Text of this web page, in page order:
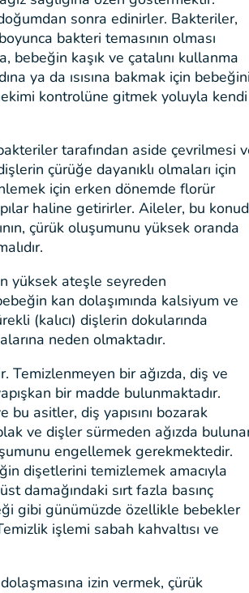
sonra edinirler. Bakteriler,
bakteri temasının olması
kaşık ve çatalını kullanma
ya da ısısına bakmak için
kontrolüne gitmek yoluyla kendi
tarafından aside çevrilmesi
çürüğe dayanıklı olmaları için
için erken dönemde florür
haline getirirler. Aileler, bu
çürük oluşumunu yüksek oranda
yüksek ateşle seyreden
kan dolaşımında kalsiyum ve
(kalıcı) dişlerin dokularında
neden olmaktadır.
Temizlenmeyen bir ağızda, diş ve
bir madde bulunmaktadır.
asitler, diş yapısını bozarak
ve dişler sürmeden ağızda
engellemek gerekmektedir.
dişetlerini temizlemek amacıyla
damağındaki sırt fazla basınç
gibi günümüzde özellikle bebekler
işlemi sabah kahvaltısı ve
izin vermek, çürük